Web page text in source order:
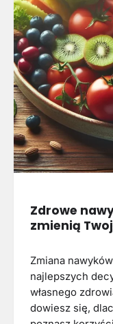
Zdrowe
zmienią
Zmiana
najlepszych
własnego
dowiesz się,